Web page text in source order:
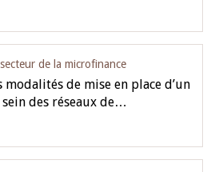
de la microfinance
modalités de mise en place d’un
des réseaux de…